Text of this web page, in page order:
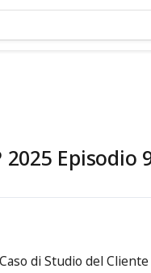
Episodio
di Studio del